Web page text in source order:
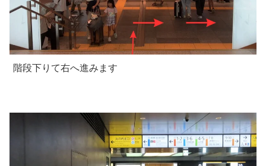
階段下りて右へ進みます